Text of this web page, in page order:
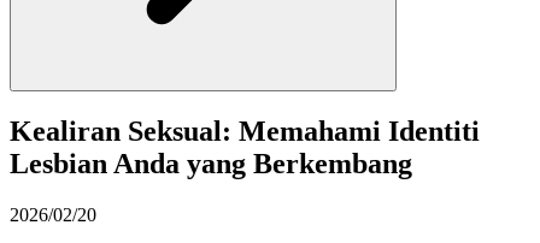
Kealiran Seksual: Memahami Identiti
Lesbian Anda yang Berkembang
2026/02/20